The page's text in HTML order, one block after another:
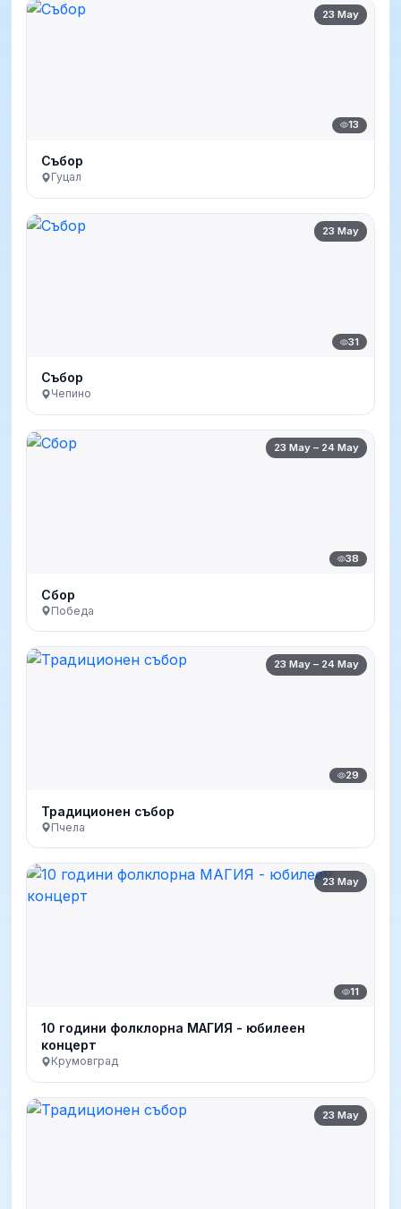
23 May
13
Събор
Гуцал
23 May
31
Събор
Чепино
23 May – 24 May
38
Сбор
Победа
23 May – 24 May
29
Традиционен събор
Пчела
23 May
11
10 години фолклорна МАГИЯ - юбилеен
концерт
Крумовград
23 May